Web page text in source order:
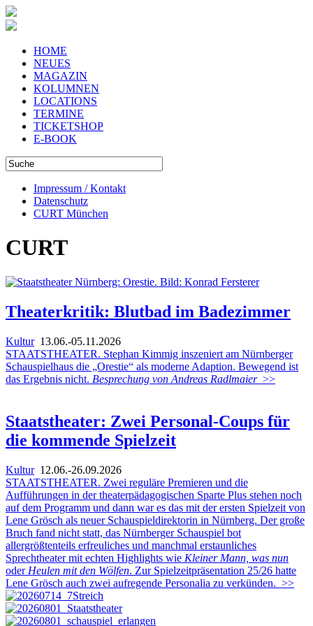
HOME
NEUES
MAGAZIN
KOLUMNEN
LOCATIONS
TERMINE
TICKETSHOP
E-BOOK
Impressum / Kontakt
Datenschutz
CURT München
CURT
Theaterkritik: Blutbad im Badezimmer
Kultur13.06.-05.11.2026
STAATSTHEATER. Stephan Kimmig inszeniert am Nürnberger
Schauspielhaus die „Orestie“ als moderne Adaption. Bewegend ist
das Ergebnis nicht. Besprechung von Andreas Radlmaier>>
Staatstheater: Zwei Personal-Coups für
die kommende Spielzeit
Kultur12.06.-26.09.2026
STAATSTHEATER. Zwei reguläre Premieren und die
Aufführungen in der theaterpädagogischen Sparte Plus stehen noch
auf dem Programm und dann war es das mit der ersten Spielzeit von
Lene Grösch als neuer Schauspieldirektorin in Nürnberg. Der große
Bruch fand nicht statt, das Nürnberger Schauspiel bot
allergrößtenteils erfreuliches und manchmal erstaunliches
Sprechtheater mit echten Highlights wie Kleiner Mann, was nun
oder Heulen mit den Wölfen. Zur Spielzeitpräsentation 25/26 hatte
Lene Grösch auch zwei aufregende Personalia zu verkünden. >>